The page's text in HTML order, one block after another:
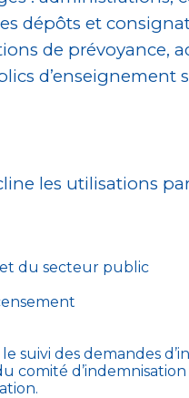
dépôts et
de prévoyance,
d’enseignement
les utilisations
et du secteur public
suivi des demandes
d’indemnisation